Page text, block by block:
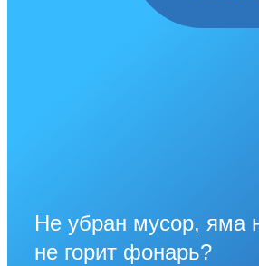
Не убран мусор, яма
не горит фонарь?